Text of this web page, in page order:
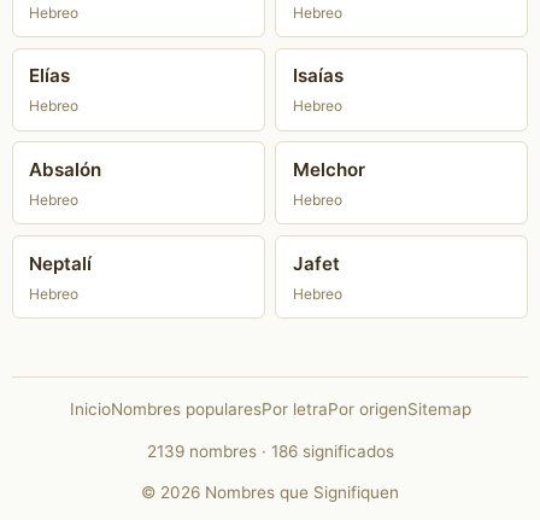
Hebreo Hebreo
Elías
Hebreo
Isaías
Hebreo
Absalón
Hebreo
Melchor
Hebreo
Neptalí
Hebreo
Jafet
Hebreo
InicioNombres popularesPor letraPor origenSitemap
2139 nombres · 186 significados
© 2026 Nombres que Signifiquen